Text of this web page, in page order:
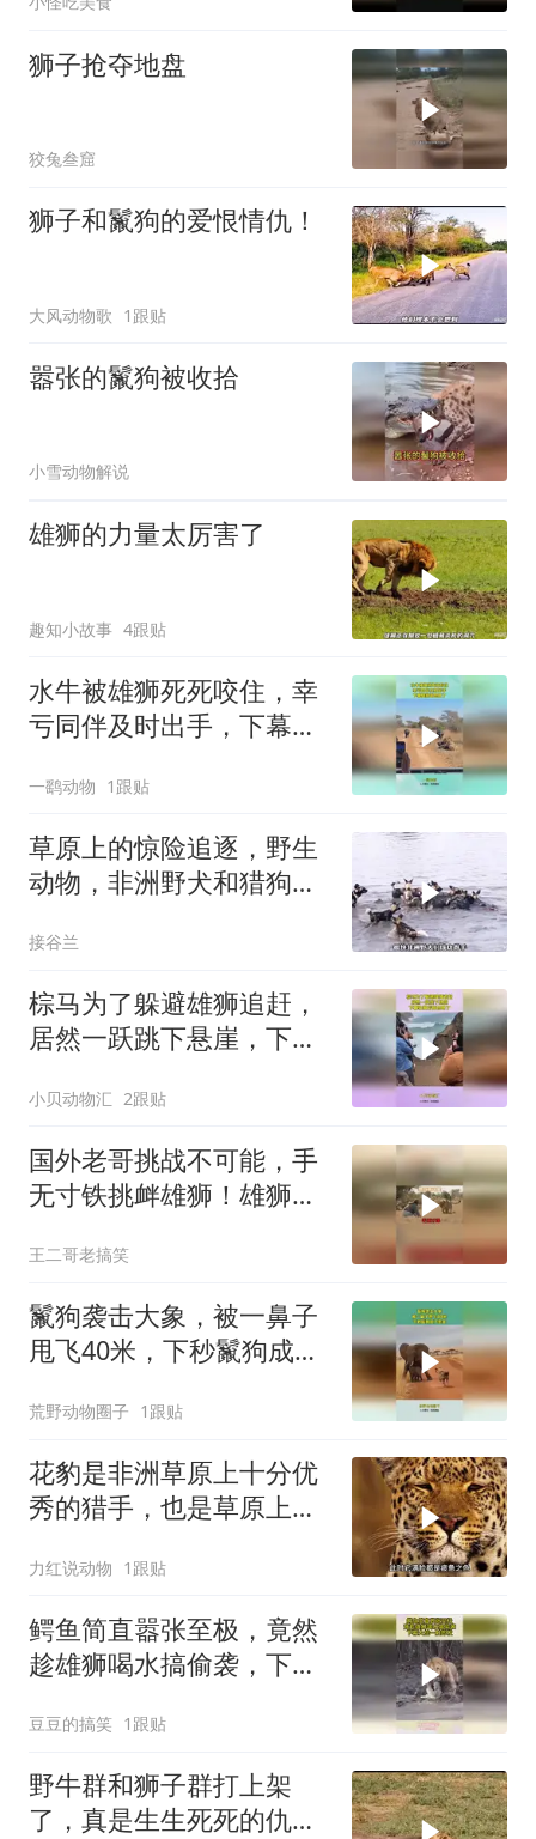
狮子抢夺地盘
狡兔叁窟
狮子和鬣狗的爱恨情仇！
大风动物歌 1跟贴
嚣张的鬣狗被收拾
小雪动物解说
雄狮的力量太厉害了
趣知小故事 4跟贴
水牛被雄狮死死咬住，幸
亏同伴及时出手，下幕雄
一鹞动物 1跟贴
草原上的惊险追逐，野生
动物，非洲野犬和猎狗大
接谷兰
棕马为了躲避雄狮追赶，
居然一跃跳下悬崖，下幕
小贝动物汇 2跟贴
国外老哥挑战不可能，手
无寸铁挑衅雄狮！雄狮居
王二哥老搞笑
鬣狗袭击大象，被一鼻子
甩飞40米，下秒鬣狗成了
荒野动物圈子 1跟贴
花豹是非洲草原上十分优
秀的猎手，也是草原上得
力红说动物 1跟贴
鳄鱼简直嚣张至极，竟然
趁雄狮喝水搞偷袭，下幕
豆豆的搞笑 1跟贴
野牛群和狮子群打上架
了，真是生生死死的仇